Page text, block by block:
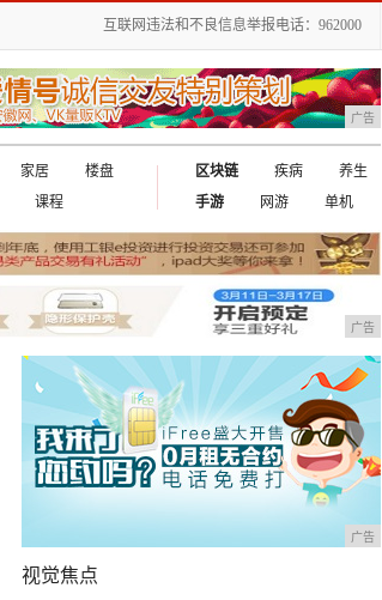
互联网违法和不良信息举报电话：962000
广告
家居
楼盘
课程
区块链 疾病
养生
手游
网游 单机
广告
广告
视觉焦点